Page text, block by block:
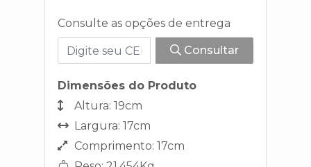
Consulte as opções de entrega
Consultar
Dimensões do Produto
Altura: 19cm
Largura: 17cm
Comprimento: 17cm